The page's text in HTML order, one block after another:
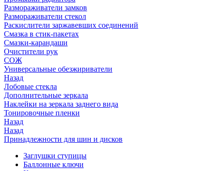
Размораживатели замков
Размораживатели стекол
Раскислители заржавевших соединений
Смазка в стик-пакетах
Смазки-карандаши
Очистители рук
СОЖ
Универсальные обезжириватели
Назад
Лобовые стекла
Дополнительные зеркала
Наклейки на зеркала заднего вида
Тонировочные пленки
Назад
Назад
Принадлежности для шин и дисков
Заглушки ступицы
Баллонные ключи